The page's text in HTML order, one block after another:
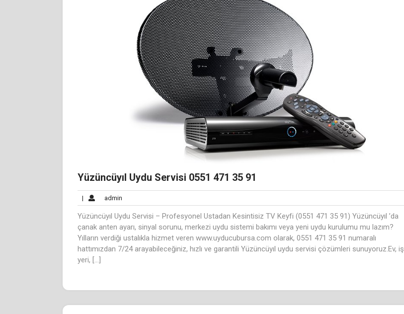
Yüzüncüyıl Uydu Servisi 0551 471 35 91
| admin
Yüzüncüyıl Uydu Servisi – Profesyonel Ustadan Kesintisiz TV Keyfi (0551 471 35 91) Yüzüncüyıl ’da
çanak anten ayarı, sinyal sorunu, merkezi uydu sistemi bakımı veya yeni uydu kurulumu mu lazım?
Yılların verdiği ustalıkla hizmet veren www.uyducubursa.com olarak, 0551 471 35 91 numaralı
hattımızdan 7/24 arayabileceğiniz, hızlı ve garantili Yüzüncüyıl uydu servisi çözümleri sunuyoruz.Ev, iş
yeri, […]